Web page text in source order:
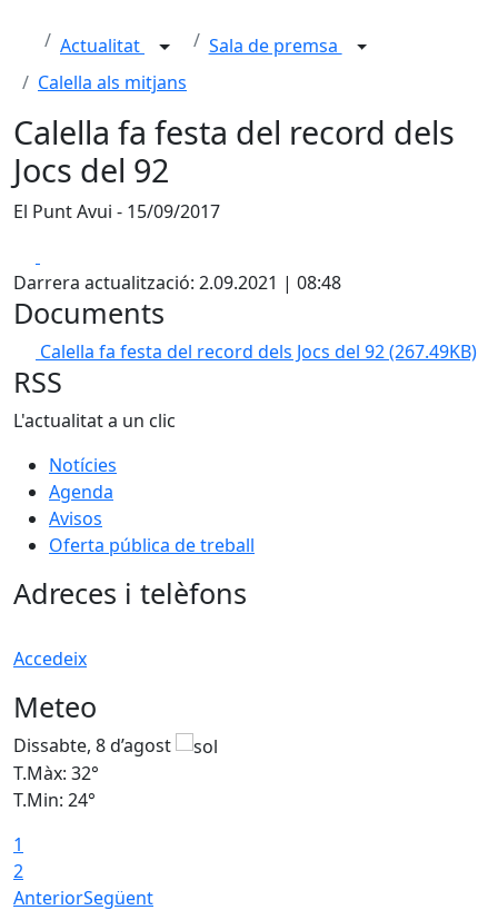
Actualitat
Sala de premsa
Calella als mitjans
Calella fa festa del record dels
Jocs del 92
El Punt Avui - 15/09/2017
Darrera actualització: 2.09.2021 | 08:48
Documents
Calella fa festa del record dels Jocs del 92(267.49KB)
RSS
L'actualitat a un clic
Notícies
Agenda
Avisos
Oferta pública de treball
Adreces i telèfons
Accedeix
Meteo
Dissabte, 8 d’agost
T.Màx: 32°
T.Min: 24°
1
2
AnteriorSegüent